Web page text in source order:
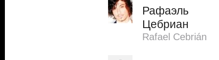
Рафаэль
Цебриан
Rafael Cebrián